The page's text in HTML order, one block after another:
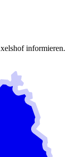
informieren.